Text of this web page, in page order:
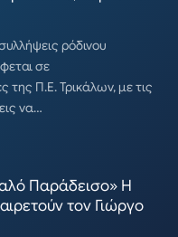
ρόδινου
σε
της Π.Ε. Τρικάλων, με τις
να…
Παράδεισο» Η
τον Γιώργο